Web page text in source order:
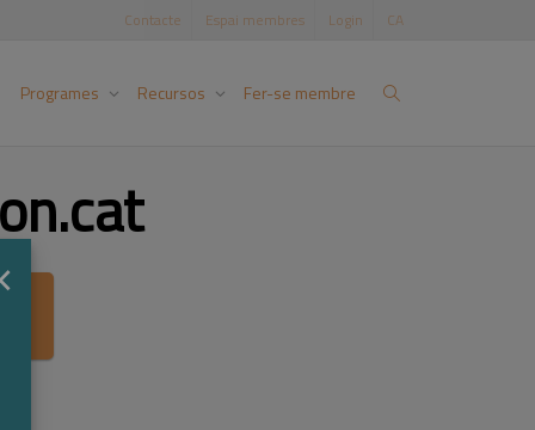
Contacte Espai membres Login CA
Programes Recursos Fer-se membre